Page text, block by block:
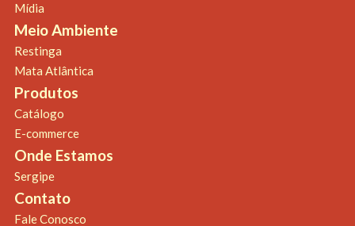
Mídia
Meio Ambiente
Restinga
Mata Atlântica
Produtos
Catálogo
E-commerce
Onde Estamos
Sergipe
Contato
Fale Conosco